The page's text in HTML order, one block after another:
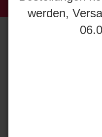
werden,
8 pro Seite